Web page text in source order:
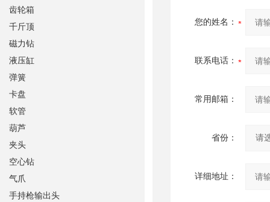
您的姓名：
联系电话：
常用邮箱：
省份：
详细地址：
齿轮箱
千斤顶
磁力钻
液压缸
弹簧
卡盘
软管
葫芦
夹头
空心钻
气爪
手持枪输出头